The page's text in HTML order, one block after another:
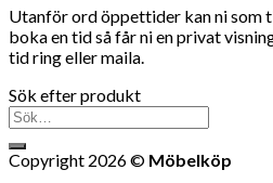
Utanför ord öppettider kan ni som
boka en tid så får ni en privat
tid ring eller maila.
Sök efter produkt
Sök
efter:
Copyright 2026 © Möbelköp